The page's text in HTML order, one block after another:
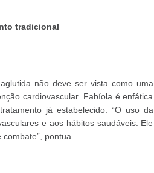
tradicional
não deve ser vista como uma
cardiovascular. Fabíola é enfática
já estabelecido. “O uso da
e aos hábitos saudáveis. Ele
pontua.